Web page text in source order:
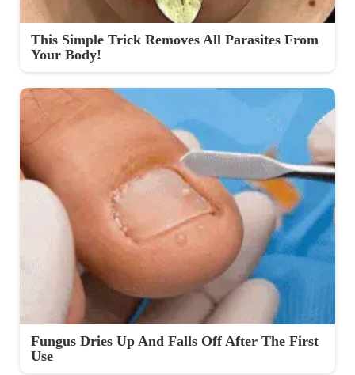
This Simple Trick Removes All Parasites From
Your Body!
Fungus Dries Up And Falls Off After The First
Use